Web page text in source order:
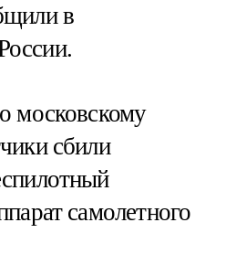
в
московскому
сбили
самолетного